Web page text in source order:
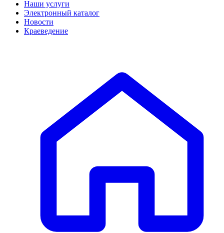
Наши услуги
Электронный каталог
Новости
Краеведение